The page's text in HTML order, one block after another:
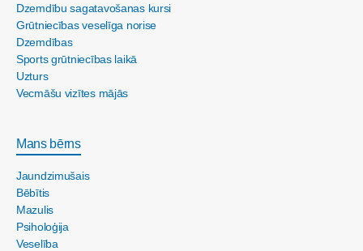
Dzemdību sagatavošanas kursi
Grūtniecības veselīga norise
Dzemdības
Sports grūtniecības laikā
Uzturs
Vecmāšu vizītes mājās
Mans bērns
Jaundzimušais
Bēbītis
Mazulis
Psiholoģija
Veselība